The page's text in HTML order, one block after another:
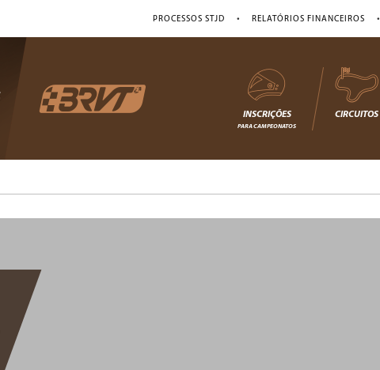
PROCESSOS STJD • RELATÓRIOS FINANCEIROS •
INSCRIÇÕES
PARA CAMPEONATOS
CIRCUITOS